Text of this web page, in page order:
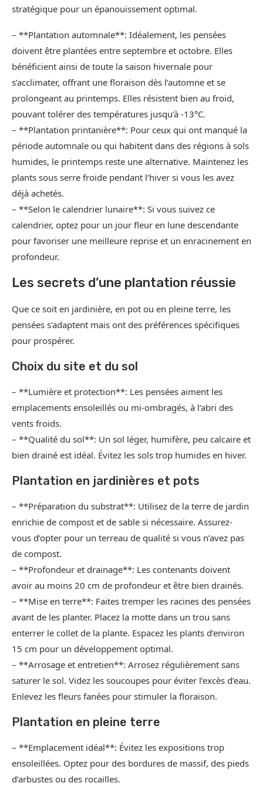
stratégique pour un épanouissement optimal.
– **Plantation automnale**: Idéalement, les pensées
doivent être plantées entre septembre et octobre. Elles
bénéficient ainsi de toute la saison hivernale pour
s’acclimater, offrant une floraison dès l’automne et se
prolongeant au printemps. Elles résistent bien au froid,
pouvant tolérer des températures jusqu’à -13°C.
– **Plantation printanière**: Pour ceux qui ont manqué la
période automnale ou qui habitent dans des régions à sols
humides, le printemps reste une alternative. Maintenez les
plants sous serre froide pendant l’hiver si vous les avez
déjà achetés.
– **Selon le calendrier lunaire**: Si vous suivez ce
calendrier, optez pour un jour fleur en lune descendante
pour favoriser une meilleure reprise et un enracinement en
profondeur.
Les secrets d’une plantation réussie
Que ce soit en jardinière, en pot ou en pleine terre, les
pensées s’adaptent mais ont des préférences spécifiques
pour prospérer.
Choix du site et du sol
– **Lumière et protection**: Les pensées aiment les
emplacements ensoleillés ou mi-ombragés, à l’abri des
vents froids.
– **Qualité du sol**: Un sol léger, humifère, peu calcaire et
bien drainé est idéal. Évitez les sols trop humides en hiver.
Plantation en jardinières et pots
– **Préparation du substrat**: Utilisez de la terre de jardin
enrichie de compost et de sable si nécessaire. Assurez-
vous d’opter pour un terreau de qualité si vous n’avez pas
de compost.
– **Profondeur et drainage**: Les contenants doivent
avoir au moins 20 cm de profondeur et être bien drainés.
– **Mise en terre**: Faites tremper les racines des pensées
avant de les planter. Placez la motte dans un trou sans
enterrer le collet de la plante. Espacez les plants d’environ
15 cm pour un développement optimal.
– **Arrosage et entretien**: Arrosez régulièrement sans
saturer le sol. Videz les soucoupes pour éviter l’excès d’eau.
Enlevez les fleurs fanées pour stimuler la floraison.
Plantation en pleine terre
– **Emplacement idéal**: Évitez les expositions trop
ensoleillées. Optez pour des bordures de massif, des pieds
d’arbustes ou des rocailles.